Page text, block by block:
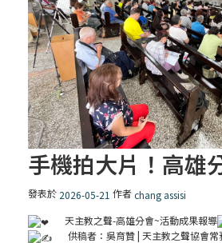
發表於 2026-05-21 作者chang assisi
天主教之聲-高雄分會~活動成果報導
供稿者：吳育贊 | 天主教之聲協會常